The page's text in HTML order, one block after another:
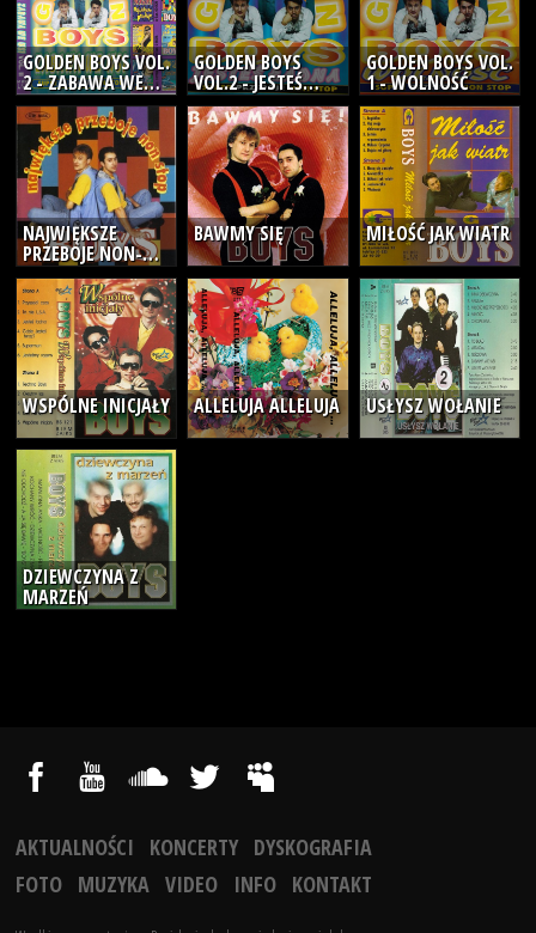
GOLDEN BOYS VOL.
2 - ZABAWA WE
WSI
GOLDEN BOYS
VOL.2 - JESTEŚ
ŁADNA
GOLDEN BOYS VOL.
1 - WOLNOŚĆ
NAJWIĘKSZE
PRZEBOJE NON-
STOP
BAWMY SIĘ MIŁOŚĆ JAK WIATR
WSPÓLNE INICJAŁY ALLELUJA ALLELUJA USŁYSZ WOŁANIE
DZIEWCZYNA Z
MARZEŃ
AKTUALNOŚCI KONCERTY DYSKOGRAFIA
FOTO MUZYKA VIDEO INFO KONTAKT